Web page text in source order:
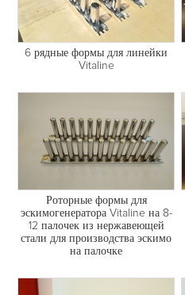
6 рядные формы для линейки
Vitaline
Роторные формы для
эскимогенератора Vitaline на 8-
12 палочек из нержавеющей
стали для производства эскимо
на палочке